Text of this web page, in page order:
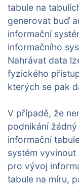
tabule na
generovat buď
informační
informačního
Nahrávat data
fyzického
kterých se pak
V případě, že
podnikání
informační
systém vyvinout
pro vývoj
tabule na míru,